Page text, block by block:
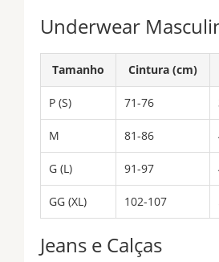
Underwear
Tamanho Cintura (cm)
P (S) 71-76
M 81-86
G (L) 91-97
GG (XL) 102-107
Jeans e Calças